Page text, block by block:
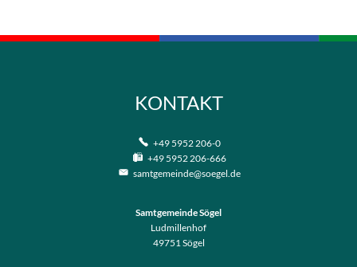
KONTAKT
+49 5952 206-0
+49 5952 206-666
samtgemeinde@soegel.de
Samtgemeinde Sögel
Ludmillenhof
49751Sögel